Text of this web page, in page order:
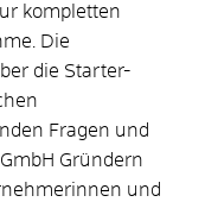
kompletten
Die
die Starter-
Fragen und
Gründern
und